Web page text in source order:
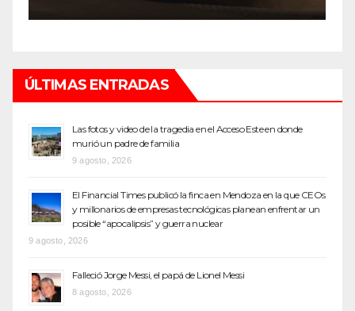
ÚLTIMAS ENTRADAS
Las fotos y video de la tragedia en el Acceso Este en donde
murió un padre de familia
9 agosto, 2026
El Financial Times publicó la finca en Mendoza en la que CEOs
y millonarios de empresas tecnológicas planean enfrentar un
posible “apocalipsis” y guerra nuclear
9 agosto, 2026
Falleció Jorge Messi, el papá de Lionel Messi
8 agosto, 2026